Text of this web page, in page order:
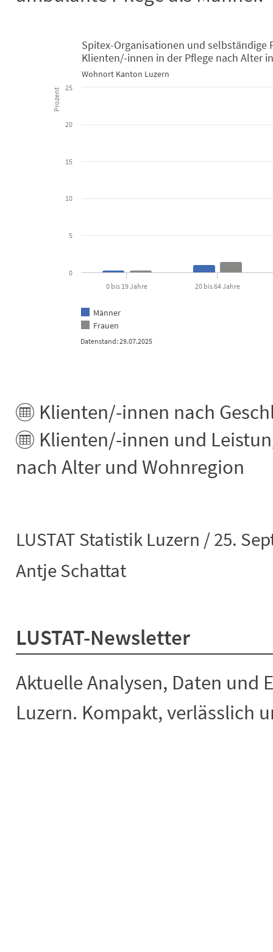
Spitex-Organisationen und
Bar chart with 2 data series.
Wohnort Kanton Luzern
View as data table, Spitex-Organisationen und selbständige
The chart has 1 X axis displaying categories.
Datenstand: 29.07.2025
Prozent
Spitex-Organisationen und selbständige
Klienten/-innen in der Pflege nach Alter
Wohnort Kanton Luzern
Männer
Frauen
0 bis 19 Jahre 20 bis 64 Jahre
0
5
10
15
20
25
Klienten/-innen nach
Klienten/-innen und
nach Alter und Wohnregion
LUSTAT Statistik Luzern / 25.
Antje Schattat
LUSTAT-Newsletter
Aktuelle Analysen, Daten und
Luzern. Kompakt, verlässlich